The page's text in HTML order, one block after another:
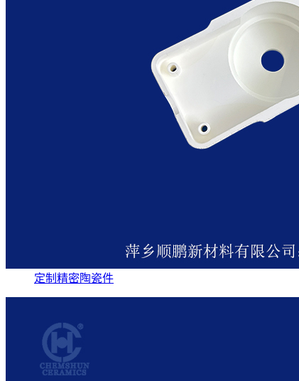
定制精密陶瓷件